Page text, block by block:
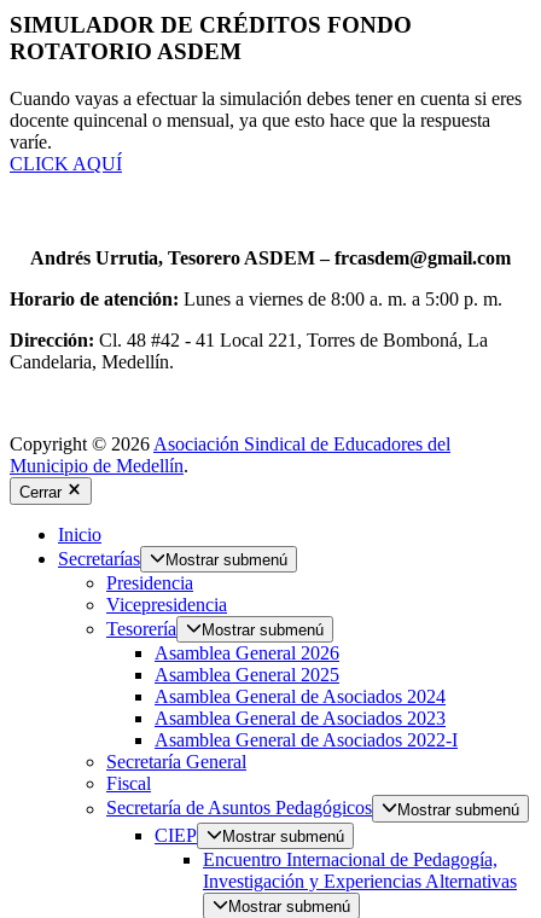
SIMULADOR DE CRÉDITOS FONDO
ROTATORIO ASDEM
Cuando vayas a efectuar la simulación debes tener en cuenta si eres
docente quincenal o mensual, ya que esto hace que la respuesta
varíe.
CLICK AQUÍ
Andrés Urrutia, Tesorero ASDEM –frcasdem@gmail.com
Horario de atención: Lunes a viernes de 8:00 a. m. a 5:00 p. m.
Dirección: Cl. 48 #42 - 41 Local 221, Torres de Bomboná, La
Candelaria, Medellín.
Copyright © 2026Asociación Sindical de Educadores del
Municipio de Medellín.
Cerrar
Inicio
Secretarías
Mostrar submenú
Presidencia
Vicepresidencia
Tesorería
Mostrar submenú
Asamblea General 2026
Asamblea General 2025
Asamblea General de Asociados 2024
Asamblea General de Asociados 2023
Asamblea General de Asociados 2022-I
Secretaría General
Fiscal
Secretaría de Asuntos Pedagógicos
Mostrar submenú
CIEP Mostrar submenú
Encuentro Internacional de Pedagogía,
Investigación y Experiencias Alternativas
Mostrar submenú